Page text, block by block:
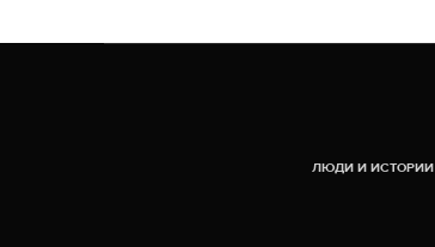
ЛЮДИ И ИСТОРИИ